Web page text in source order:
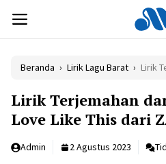
isi
MENU
Beranda › Lirik Lagu Barat › Lirik
Lirik Terjemahan
Love Like This dari
Admin 2 Agustus 2023